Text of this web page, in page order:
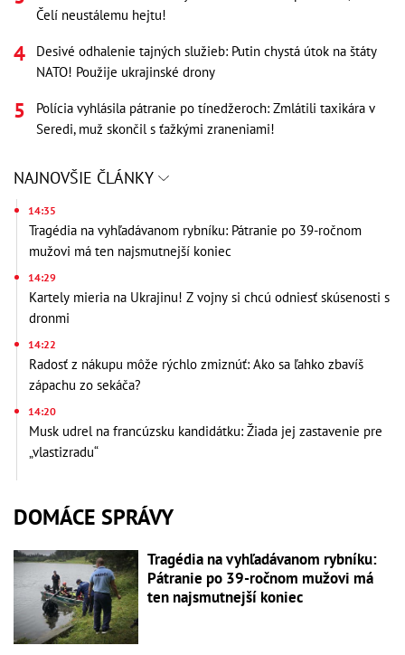
Čelí neustálemu hejtu!
Desivé odhalenie tajných služieb: Putin chystá útok na štáty
NATO! Použije ukrajinské drony
Polícia vyhlásila pátranie po tínedžeroch: Zmlátili taxikára v
Seredi, muž skončil s ťažkými zraneniami!
NAJNOVŠIE ČLÁNKY
14:35
Tragédia na vyhľadávanom rybníku: Pátranie po 39-ročnom
mužovi má ten najsmutnejší koniec
14:29
Kartely mieria na Ukrajinu! Z vojny si chcú odniesť skúsenosti s
dronmi
14:22
Radosť z nákupu môže rýchlo zmiznúť: Ako sa ľahko zbavíš
zápachu zo sekáča?
14:20
Musk udrel na francúzsku kandidátku: Žiada jej zastavenie pre
„vlastizradu“
DOMÁCE SPRÁVY
Tragédia na vyhľadávanom rybníku:
Pátranie po 39-ročnom mužovi má
ten najsmutnejší koniec